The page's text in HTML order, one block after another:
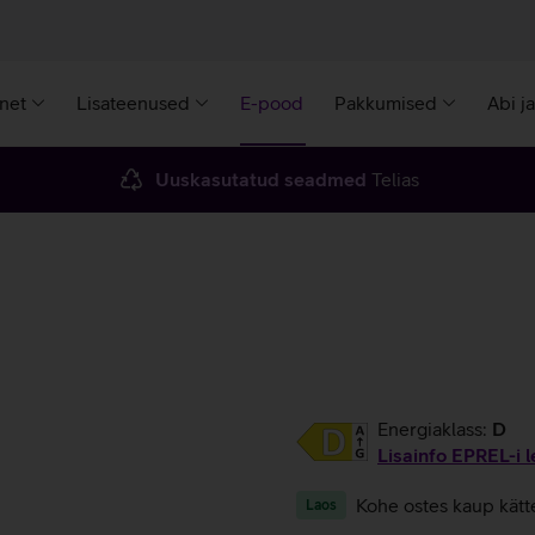
Lisateenused E-pood Pakkumised Abi
Uuskasutatud seadmed Telias
Energiaklass: D
Lisainfo EPREL-i
Laos Kohe ostes kaup